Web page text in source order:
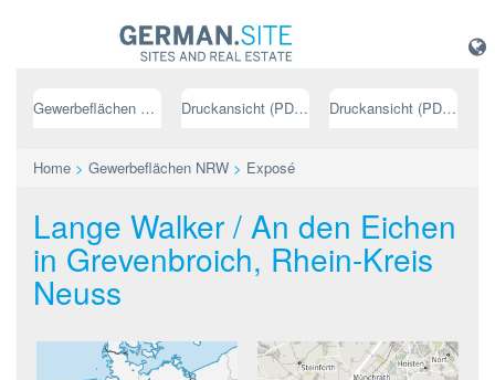
Gewerbeflächen NRW Druckansicht (PDF) // deutsch Druckansicht (PDF) // englisch
Home > Gewerbeflächen NRW > Exposé
Lange Walker / An den Eichen
in Grevenbroich, Rhein-Kreis
Neuss